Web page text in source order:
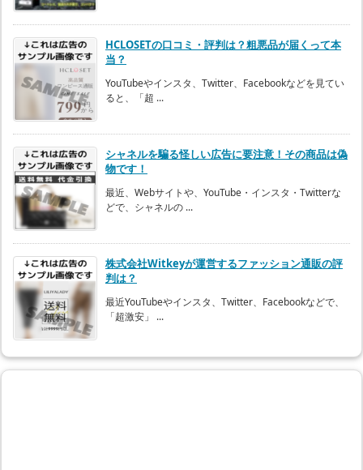
HCLOSETの口コミ・評判は？粗悪品が届くって本
当？
YouTubeやインスタ、Twitter、Facebookなどを見てい
ると、「超 ...
シャネルを騙る怪しい広告に要注意！その商品は偽
物です！
最近、Webサイトや、YouTube・インスタ・Twitterな
どで、シャネルの ...
株式会社Witkeyが運営するファッション通販の評
判は？
最近YouTubeやインスタ、Twitter、Facebookなどで、
「超激安」 ...